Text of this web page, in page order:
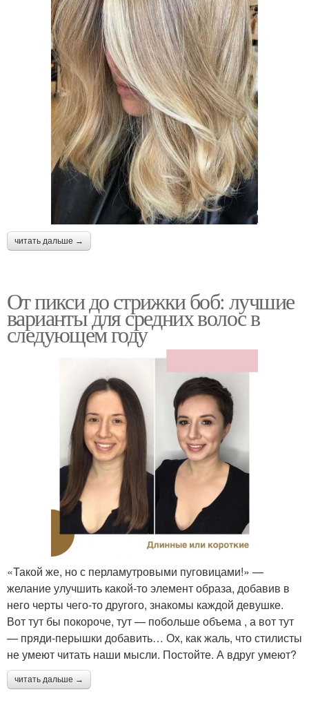
читать дальше →
От пикси до стрижки боб: лучшие
варианты для средних волос в
следующем году
«Такой же, но с перламутровыми пуговицами!» —
желание улучшить какой-то элемент образа, добавив в
него черты чего-то другого, знакомы каждой девушке.
Вот тут бы покороче, тут — побольше объема , а вот тут
— пряди-перышки добавить… Ох, как жаль, что стилисты
не умеют читать наши мысли. Постойте. А вдруг умеют?
читать дальше →